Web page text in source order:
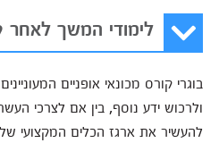
לימודי המשך לאחר
בוגרי קורס מכונאי אופניים
ולרכוש ידע נוסף, בין אם לצרכי
להעשיר את ארגז הכלים המקצועי